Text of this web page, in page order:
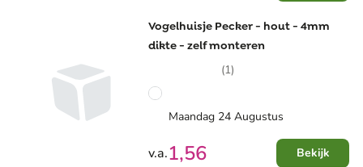
Vogelhuisje Pecker - hout - 4mm
dikte - zelf monteren
(1)
Maandag 24 Augustus
v.a.1,56 Bekijk